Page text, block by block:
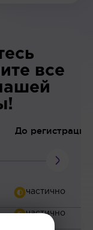
все
До регистрации